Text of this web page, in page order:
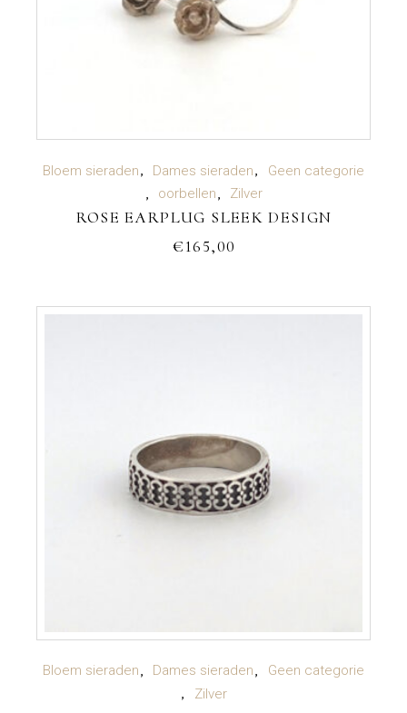
TOEVOEGEN AAN WINKELWAGEN
Bloem sieraden Dames sieraden
Geen categorie
oorbellen
Zilver
ROSE EARPLUG SLEEK DESIGN
€165,00
TOEVOEGEN AAN WINKELWAGEN
Bloem sieraden Dames sieraden
Geen categorie
Zilver